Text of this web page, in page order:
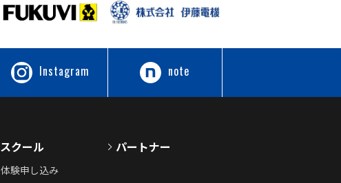
Instagram note
スクール
体験申し込み
パートナー